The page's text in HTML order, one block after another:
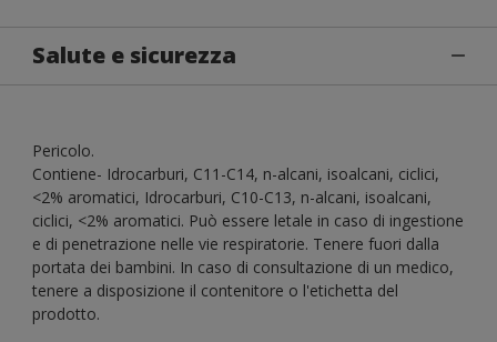
Salute e sicurezza
Pericolo.
Contiene- Idrocarburi, C11-C14, n-alcani, isoalcani, ciclici,
<2% aromatici, Idrocarburi, C10-C13, n-alcani, isoalcani,
ciclici, <2% aromatici. Può essere letale in caso di ingestione
e di penetrazione nelle vie respiratorie. Tenere fuori dalla
portata dei bambini. In caso di consultazione di un medico,
tenere a disposizione il contenitore o l'etichetta del
prodotto.